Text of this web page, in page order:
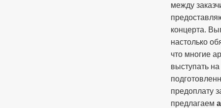
между
концерта.
настолько
что многие
выступать
предоплату
предлагаем